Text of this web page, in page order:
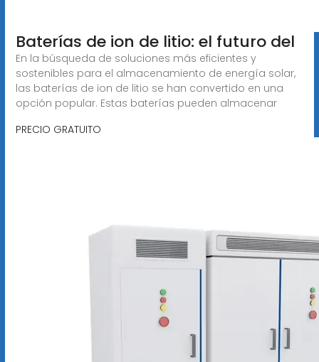
Baterías de ion de litio: el futuro del
En la búsqueda de soluciones más eficientes y
sostenibles para el almacenamiento de energía solar,
las baterías de ion de litio se han convertido en una
opción popular. Estas baterías pueden almacenar
PRECIO GRATUITO